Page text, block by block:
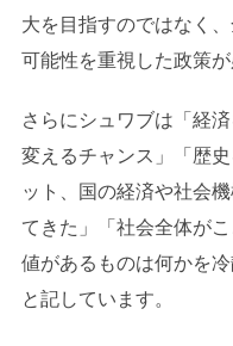
大を目指すのではなく
可能性を重視した政策が
さらにシュワブは「経
変えるチャンス」「歴
ット、国の経済や社会
てきた」「社会全体が
値があるものは何かを
と記しています。